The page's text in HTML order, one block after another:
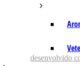
desenvolvido